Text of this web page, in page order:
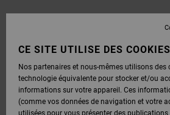
CE SITE UTILISE DES COOKIES
Nos partenaires et nous-mêmes utilisons des
technologie équivalente pour stocker et/ou
informations sur votre appareil. Ces
(comme vos données de navigation et votre
utilisées pour vous présenter des publications